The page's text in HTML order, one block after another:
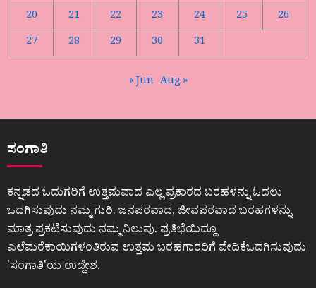
20
21 22 23 24 25
26
27
28 29 30 31
« Jun Aug »
ಸಂಗಾತಿ
ಕನ್ನಡದ ಓದುಗರಿಗೆ ಉತ್ತಮವಾದ ಎಲ್ಲ ಪ್ರಕಾರದ ಬರಹಳನ್ನು ಓದಲು
ಒದಗಿಸುವುದು ನಮ್ಮ ಗುರಿ. ಜನಪರವಾದ, ಜೀವಪರವಾದ ಬರಹಗಳನ್ನು
ಮಾತ್ರ ಪ್ರಕಟಿಸುವುದು ನಮ್ಮ ನಿಲುವು. ಪ್ರತಿಭೆಯಿದ್ದೂ
ಎಲೆಮರೆಕಾಯಿಗಳಂತಿರುವ ಉತ್ತಮ ಬರಹಗಾರರಿಗೆ ವೇದಿಕೆಒದಗಿಸುವುದು
ʼಸಂಗಾತಿʼಯ ಉದ್ದೇಶ.